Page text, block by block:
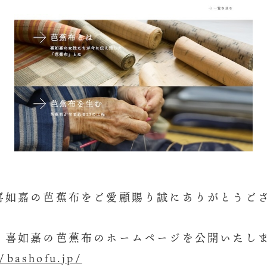
如嘉の芭蕉布をご愛顧賜り誠にありがとうご
喜如嘉の芭蕉布のホームページを公開いたし